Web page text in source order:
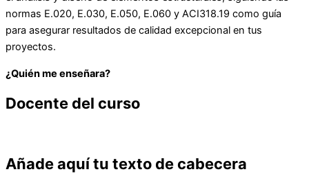
normas E.020, E.030, E.050, E.060 y ACI318.19 como guía
para asegurar resultados de calidad excepcional en tus
proyectos.
¿Quién me enseñara?
Docente del curso
Añade aquí tu texto de cabecera